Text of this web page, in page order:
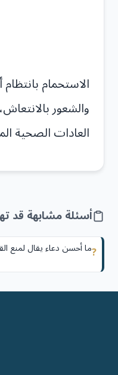
الاستحمام
والشعور
العادات الصحية
أسئلة مشابهة قد
?ما أحسن دعاء يقال لمنع